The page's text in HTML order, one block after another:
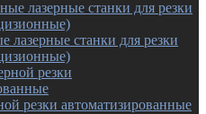
лазерные станки для резки
резки автоматизированные